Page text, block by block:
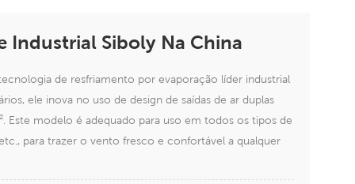
Industrial Siboly Na China
de resfriamento por evaporação líder industrial
ele inova no uso de design de saídas de ar duplas
Este modelo é adequado para uso em todos os tipos de
para trazer o vento fresco e confortável a qualquer